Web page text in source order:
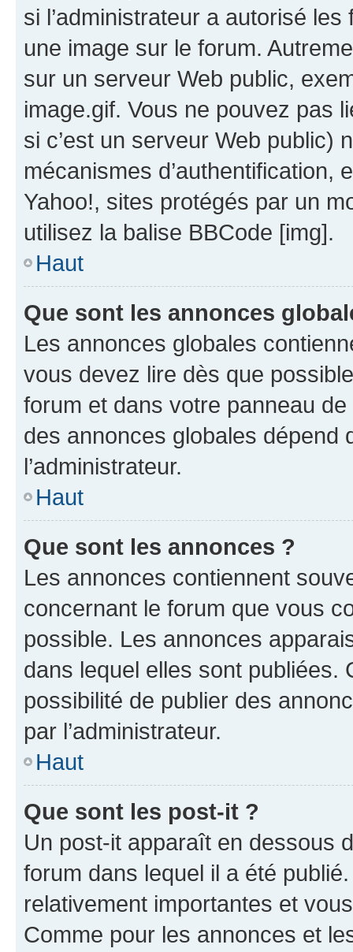
si l’administrateur a autorisé
une image sur le forum.
sur un serveur Web public,
image.gif. Vous ne pouvez pas
si c’est un serveur Web public)
mécanismes d’authentification,
Yahoo!, sites protégés par un
utilisez la balise BBCode [img].
Haut
Que sont les annonces
Les annonces globales
vous devez lire dès que
forum et dans votre panneau
des annonces globales dépend
l’administrateur.
Haut
Que sont les annonces ?
Les annonces contiennent
concernant le forum que vous
possible. Les annonces
dans lequel elles sont publiées.
possibilité de publier des
par l’administrateur.
Haut
Que sont les post-it ?
Un post-it apparaît en dessous
forum dans lequel il a été
relativement importantes et
Comme pour les annonces et